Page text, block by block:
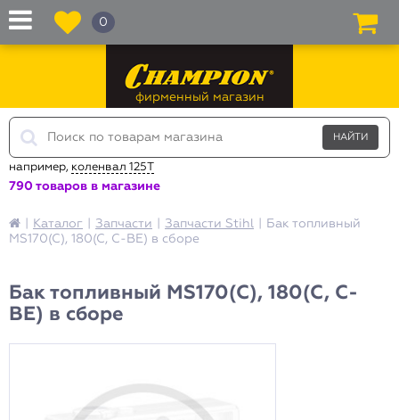
Каталог Запчасти Запчасти Stihl
Бак топливный
MS170(C), 180(C, C-BE) в сборе
Бак топливный MS170(C), 180(C, C-
BE) в сборе
фирменный магазин
например, коленвал 125T
790 товаров в магазине
0